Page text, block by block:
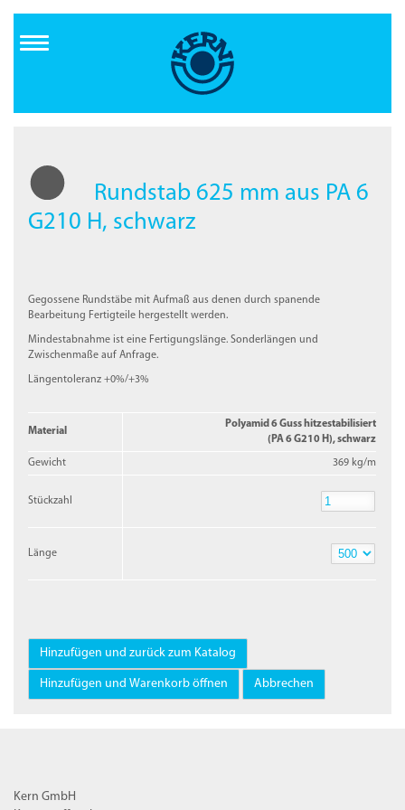
Inhalt
Rundstab 625 mm aus PA 6
G210 H, schwarz
Gegossene Rundstäbe mit Aufmaß aus denen durch spanende
Bearbeitung Fertigteile hergestellt werden.
Mindestabnahme ist eine Fertigungslänge. Sonderlängen und
Zwischenmaße auf Anfrage.
Längentoleranz +0%/+3%
Material
Polyamid 6 Guss hitzestabilisiert
(PA 6 G210 H), schwarz
Gewicht 369 kg/m
Stückzahl
Länge
Kern GmbH